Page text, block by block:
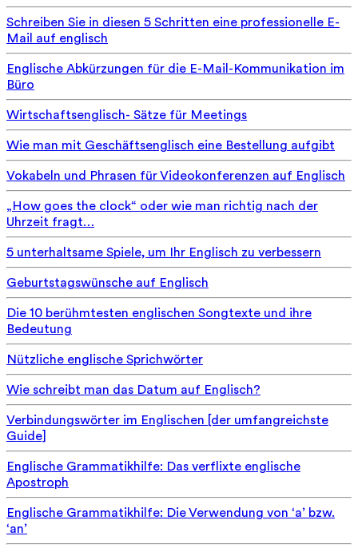
Schreiben Sie in diesen 5 Schritten eine professionelle E-
Mail auf englisch
Englische Abkürzungen für die E-Mail-Kommunikation im
Büro
Wirtschaftsenglisch- Sätze für Meetings
Wie man mit Geschäftsenglisch eine Bestellung aufgibt
Vokabeln und Phrasen für Videokonferenzen auf Englisch
„How goes the clock“ oder wie man richtig nach der
Uhrzeit fragt…
5 unterhaltsame Spiele, um Ihr Englisch zu verbessern
Geburtstagswünsche auf Englisch
Die 10 berühmtesten englischen Songtexte und ihre
Bedeutung
Nützliche englische Sprichwörter
Wie schreibt man das Datum auf Englisch?
Verbindungswörter im Englischen [der umfangreichste
Guide]
Englische Grammatikhilfe: Das verflixte englische
Apostroph
Englische Grammatikhilfe: Die Verwendung von ‘a’ bzw.
‘an’